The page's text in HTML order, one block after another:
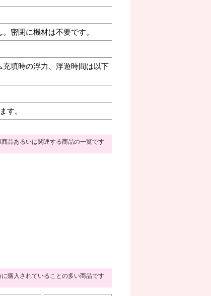
密閉に機材は不要です。
填時の浮力、浮遊時間は以下
す。
品あるいは関連する商品の一覧です
に購入されていることの多い商品です